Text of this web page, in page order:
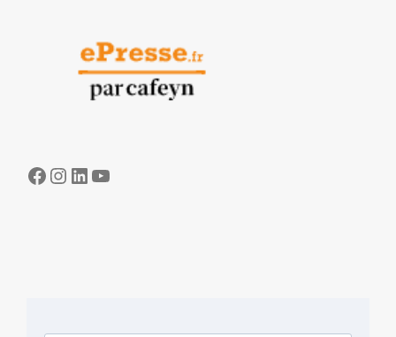
Facebook
Instagram
LinkedIn
YouTube